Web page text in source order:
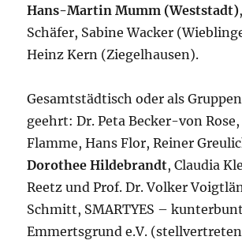
Hans-Martin Mumm (Weststadt)
Schäfer, Sabine Wacker
Heinz Kern (Ziegelhausen).
Gesamtstädtisch oder als
geehrt: Dr. Peta Becker-von Rose,
Flamme, Hans Flor, Reiner
Dorothee Hildebrandt, Claudia
Reetz und Prof. Dr. Volker
Schmitt, SMARTYES –
Emmertsgrund e.V.